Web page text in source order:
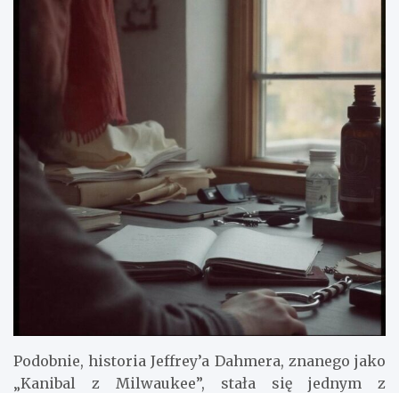
Podobnie, historia Jeffrey’a Dahmera, znanego jako
„Kanibal z Milwaukee”, stała się jednym z